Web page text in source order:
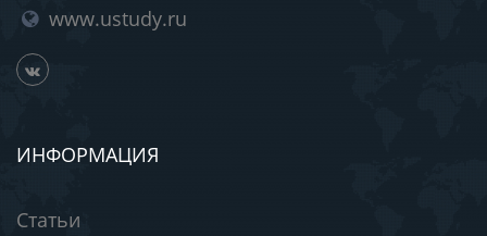
www.ustudy.ru
ИНФОРМАЦИЯ
Статьи